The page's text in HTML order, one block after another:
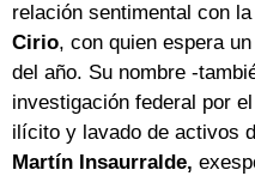
relación sentimental con
Cirio, con quien espera
del año. Su nombre -
investigación federal por
ilícito y lavado de activos
Martín Insaurralde,